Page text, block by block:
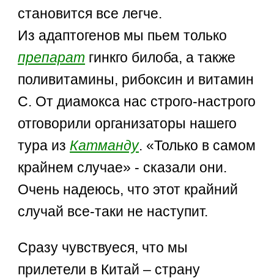
становится все легче.
Из адаптогенов мы пьем только
препарат гинкго билоба, а также
поливитамины, рибоксин и витамин
С. От диамокса нас строго-настрого
отговорили организаторы нашего
тура из Катманду. «Только в самом
крайнем случае» - сказали они.
Очень надеюсь, что этот крайний
случай все-таки не наступит.
Сразу чувствуеся, что мы
прилетели в Китай – страну